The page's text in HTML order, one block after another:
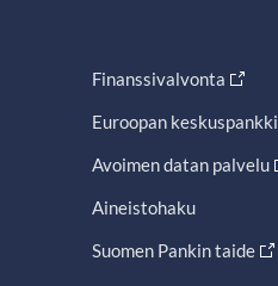
Finanssivalvonta
Euroopan keskuspankki
Avoimen datan palvelu
Aineistohaku
Suomen Pankin taide